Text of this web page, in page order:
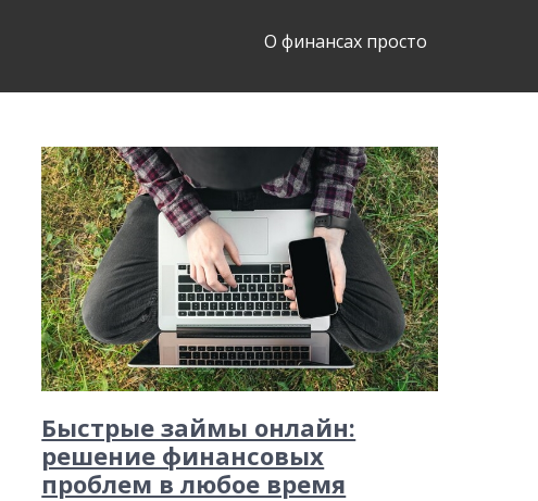
О финансах просто
Быстрые займы онлайн:
решение финансовых
проблем в любое время